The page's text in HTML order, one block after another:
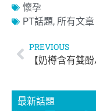
懷孕
PT話題, 所有文章
PREVIOUS
最新話題